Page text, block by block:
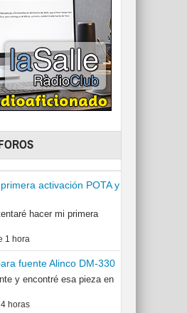
activación POTA y
hacer mi primera
1 hora
fuente Alinco DM-330
y encontré esa pieza en
horas